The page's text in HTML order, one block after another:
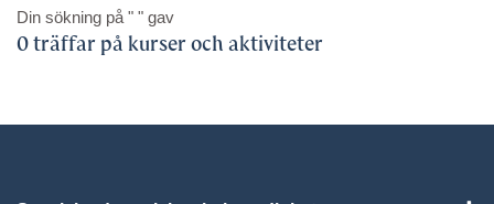
Din sökning på " " gav
0 träffar på kurser och aktiviteter